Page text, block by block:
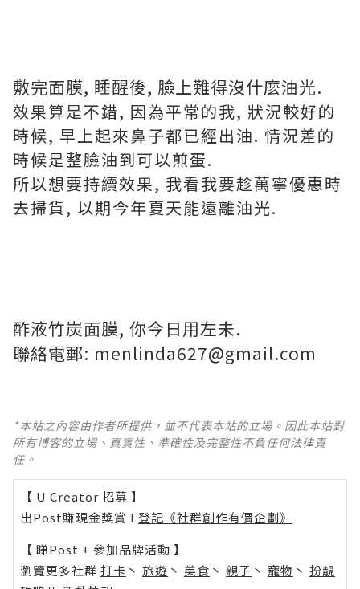
敷完面膜, 睡醒後, 臉上難得沒什麼油光.
效果算是不錯, 因為平常的我, 狀況較好的
時候, 早上起來鼻子都已經出油. 情況差的
時候是整臉油到可以煎蛋.
所以想要持續效果, 我看我要趁萬寧優惠時
去掃貨, 以期今年夏天能遠離油光.
酢液竹炭面膜, 你今日用左未.
聯絡電郵: menlinda627@gmail.com
*本站之內容由作者所提供，並不代表本站的立場。因此本站對
所有博客的立場、真實性、準確性及完整性不負任何法律責
任。
【 U Creator 招募 】
出Post賺現金獎賞 l 登記《社群創作有價企劃》
【 睇Post + 參加品牌活動 】
瀏覽更多社群 打卡 丶 旅遊 丶 美食 丶 親子 丶 寵物 丶 扮靚